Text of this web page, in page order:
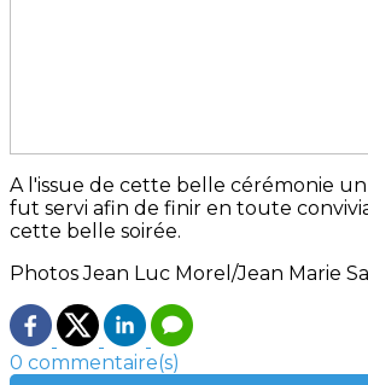
A l'issue de cette belle cérémonie
fut servi afin de finir en toute
cette belle soirée.
Photos Jean Luc Morel/Jean Marie
0 commentaire(s)